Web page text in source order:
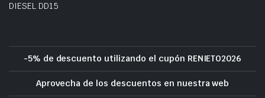
DIESEL DD15
-5% de descuento utilizando el cupón RENIETO2026
Aprovecha de los descuentos en nuestra web